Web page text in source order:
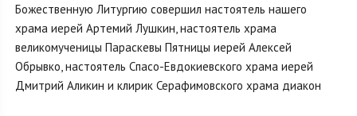
Божественную Литургию совершил настоятель нашего
храма иерей Артемий Лушкин, настоятель храма
великомученицы Параскевы Пятницы иерей Алексей
Обрывко, настоятель Спасо-Евдокиевского храма иерей
Дмитрий Аликин и клирик Серафимовского храма диакон